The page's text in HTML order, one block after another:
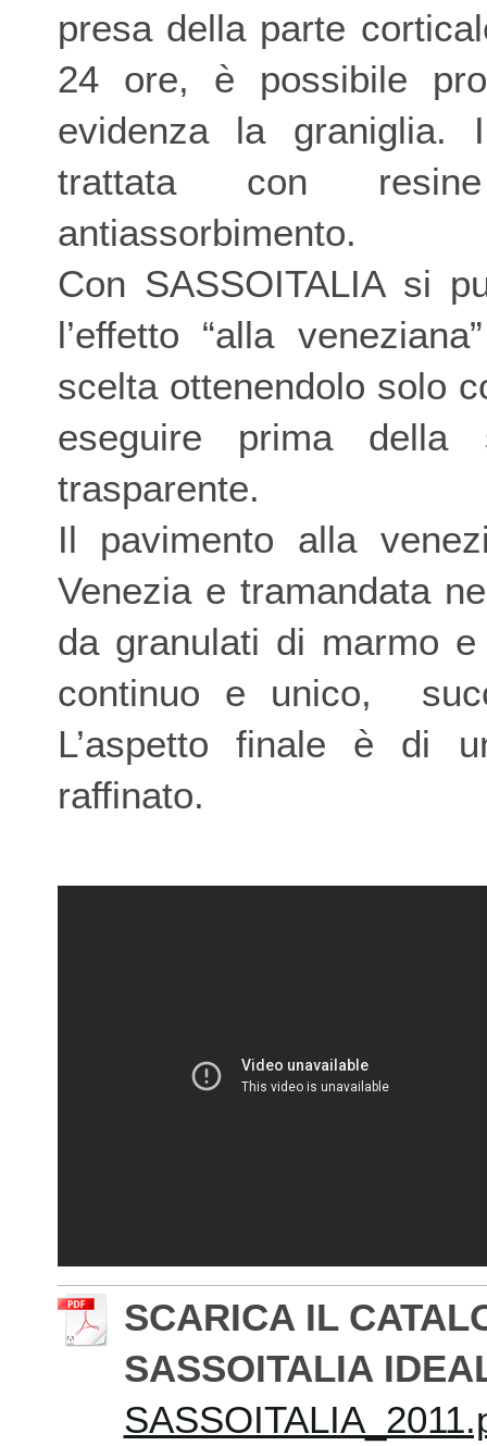
presa della parte
24 ore, è possibile
evidenza la graniglia.
trattata con
antiassorbimento.
Con SASSOITALIA si
l’effetto “alla
scelta ottenendolo solo
eseguire prima della
trasparente.
Il pavimento alla
Venezia e tramandata
da granulati di marmo
continuo e unico,
L’aspetto finale è di
raffinato.
SCARICA IL
SASSOITALIA